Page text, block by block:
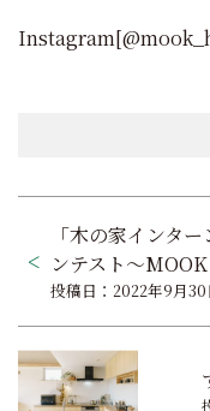
稿
ナ
ビ
「木の家インタ
ンテスト～
投稿日：2022年9月30